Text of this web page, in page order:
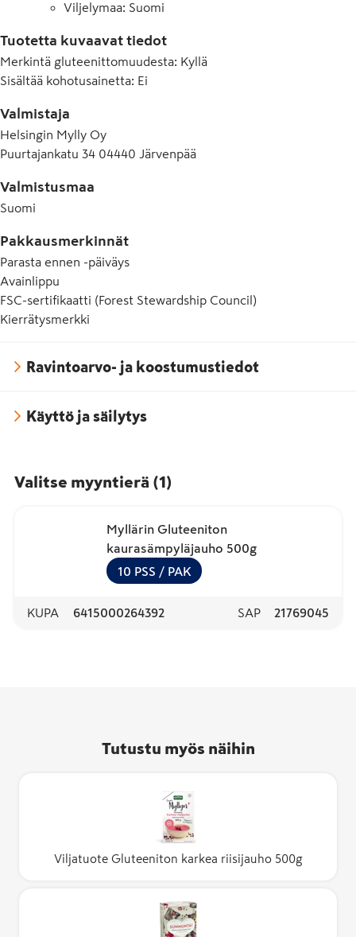
Viljelymaa: Suomi
Tuotetta kuvaavat tiedot
Merkintä gluteenittomuudesta: Kyllä
Sisältää kohotusainetta: Ei
Valmistaja
Helsingin Mylly Oy
Puurtajankatu 34 04440 Järvenpää
Valmistusmaa
Suomi
Pakkausmerkinnät
Parasta ennen -päiväys
Avainlippu
FSC-sertifikaatti (Forest Stewardship Council)
Kierrätysmerkki
Ravintoarvo- ja koostumustiedot
Käyttö ja säilytys
Valitse myyntierä (1 )
Myllärin Gluteeniton
kaurasämpyläjauho 500g
10 PSS / PAK
KUPA 6415000264392 SAP 21769045
Tutustu myös näihin
Viljatuote Gluteeniton karkea riisijauho 500g